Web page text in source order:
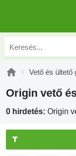
Vető és ültető
Origin vető
0 hirdetés: Origin